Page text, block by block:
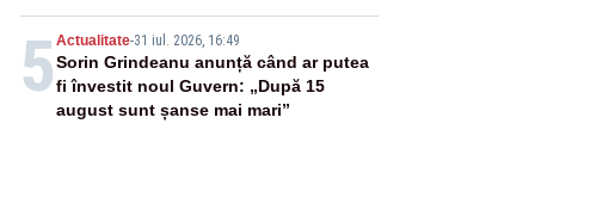
restricții – VIDEO
5 Actualitate-31 iul. 2026, 16:49
Sorin Grindeanu anunță când ar putea
fi învestit noul Guvern: „După 15
august sunt șanse mai mari”